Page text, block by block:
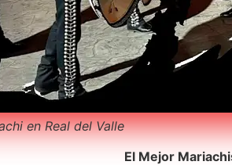
en Real del Valle
El Mejor